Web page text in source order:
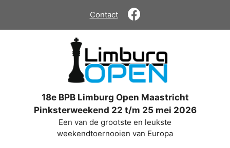
de
Contact
18e BPB Limburg Open Maastricht
Pinksterweekend 22 t/m 25 mei 2026
Een van de grootste en leukste
weekendtoernooien van Europa